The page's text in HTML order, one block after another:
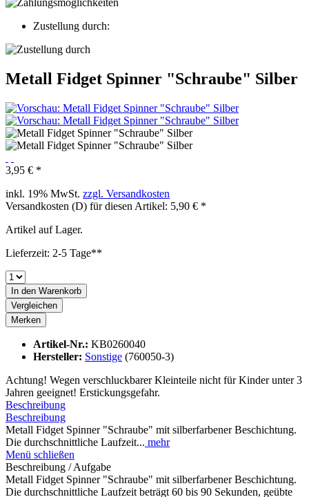
Zustellung durch:
Metall Fidget Spinner "Schraube" Silber
3,95 € *
inkl. 19% MwSt. zzgl. Versandkosten
Versandkosten (D) für diesen Artikel: 5,90 € *
Artikel auf Lager.
Lieferzeit: 2-5 Tage**
In den Warenkorb
Vergleichen
Merken
Artikel-Nr.: KB0260040
Hersteller: Sonstige (760050-3)
Achtung! Wegen verschluckbarer Kleinteile nicht für Kinder unter 3
Jahren geeignet! Erstickungsgefahr.
Beschreibung
Beschreibung
Metall Fidget Spinner "Schraube" mit silberfarbener Beschichtung.
Die durchschnittliche Laufzeit... mehr
Menü schließen
Beschreibung / Aufgabe
Metall Fidget Spinner "Schraube" mit silberfarbener Beschichtung.
Die durchschnittliche Laufzeit beträgt 60 bis 90 Sekunden, geübte